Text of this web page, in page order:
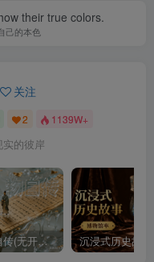
their true colors.
己的本色
关注
2 1139W+
实的彼岸
历史人物自传(无开头模板)